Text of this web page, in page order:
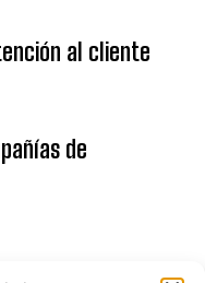
al cliente
de